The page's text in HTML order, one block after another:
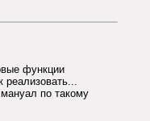
функции
реализовать...
по такому